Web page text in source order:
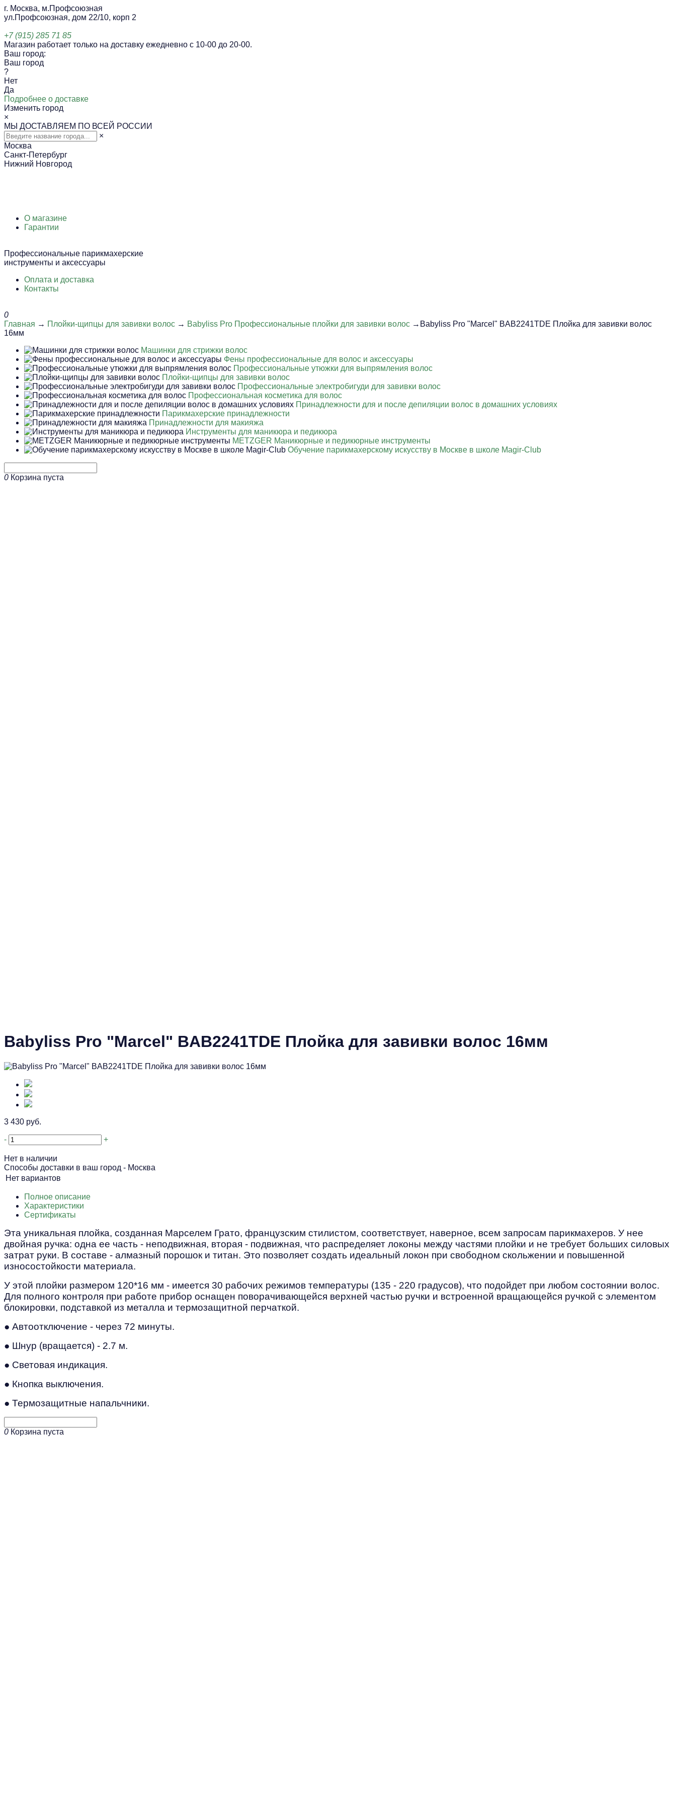
г. Москва, м.Профсоюзная
ул.Профсоюзная, дом 22/10, корп 2
+7 (915) 285 71 85
Магазин работает только на доставку ежедневно с 10-00 до 20-00.
Ваш город:
Ваш город
?
Нет
Да
Подробнее о доставке
Изменить город
×
МЫ ДОСТАВЛЯЕМ ПО ВСЕЙ РОССИИ
×
Москва
Санкт-Петербург
Нижний Новгород
О магазине
Гарантии
Профессиональные парикмахерские
инструменты и аксессуары
Оплата и доставка
Контакты
0
Главная → Плойки-щипцы для завивки волос → Babyliss Pro Профессиональные плойки для завивки волос →Babyliss Pro "Marcel" BAB2241TDE Плойка для завивки волос
16мм
Машинки для стрижки волос
Фены профессиональные для волос и аксессуары
Профессиональные утюжки для выпрямления волос
Плойки-щипцы для завивки волос
Профессиональные электробигуди для завивки волос
Профессиональная косметика для волос
Принадлежности для и после депиляции волос в домашних условиях
Парикмахерские принадлежности
Принадлежности для макияжа
Инструменты для маникюра и педикюра
METZGER Маникюрные и педикюрные инструменты
Обучение парикмахерскому искусству в Москве в школе Magir-Club
0 Корзина пуста
Babyliss Pro "Marcel" BAB2241TDE Плойка для завивки волос 16мм
3 430 руб.
- +
Нет в наличии
Способы доставки в ваш город - Москва
Нет вариантов
Полное описание
Характеристики
Сертификаты
Эта уникальная плойка, созданная Марселем Грато, французским стилистом, соответствует, наверное, всем запросам парикмахеров. У нее
двойная ручка: одна ее часть - неподвижная, вторая - подвижная, что распределяет локоны между частями плойки и не требует больших силовых
затрат руки. В составе - алмазный порошок и титан. Это позволяет создать идеальный локон при свободном скольжении и повышенной
износостойкости материала.
У этой плойки размером 120*16 мм - имеется 30 рабочих режимов температуры (135 - 220 градусов), что подойдет при любом состоянии волос.
Для полного контроля при работе прибор оснащен поворачивающейся верхней частью ручки и встроенной вращающейся ручкой с элементом
блокировки, подставкой из металла и термозащитной перчаткой.
● Автоотключение - через 72 минуты.
● Шнур (вращается) - 2.7 м.
● Световая индикация.
● Кнопка выключения.
● Термозащитные напальчники.
0 Корзина пуста